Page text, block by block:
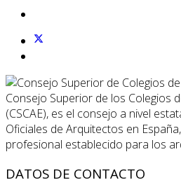
Consejo Superior de los Colegios
(CSCAE), es el consejo a nivel
Oficiales de Arquitectos en
profesional establecido para los
DATOS DE CONTACTO